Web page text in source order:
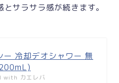
サラサラ感が続きます。
ー 冷却デオシャワー 無
with カエレバ